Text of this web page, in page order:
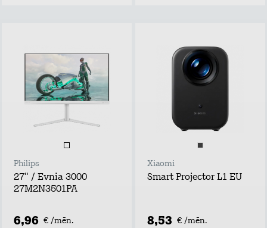
Philips
27" / Evnia 3000
27M2N3501PA
6,96 € /mēn.
Xiaomi
Smart Projector L1 EU
8,53 € /mēn.